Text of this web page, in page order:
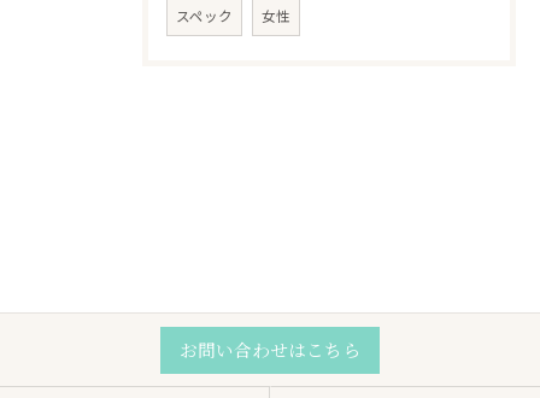
スペック 女性
お問い合わせはこちら